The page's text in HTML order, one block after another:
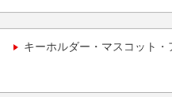
キーホルダー・マスコット・